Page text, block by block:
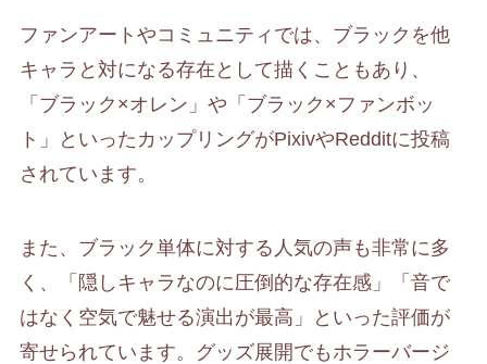
ファンアートやコミュニティでは、ブラックを他
キャラと対になる存在として描くこともあり、
「ブラック×オレン」や「ブラック×ファンボッ
ト」といったカップリングがPixivやRedditに投稿
されています。
また、ブラック単体に対する人気の声も非常に多
く、「隠しキャラなのに圧倒的な存在感」「音で
はなく空気で魅せる演出が最高」といった評価が
寄せられています。グッズ展開でもホラーバージ